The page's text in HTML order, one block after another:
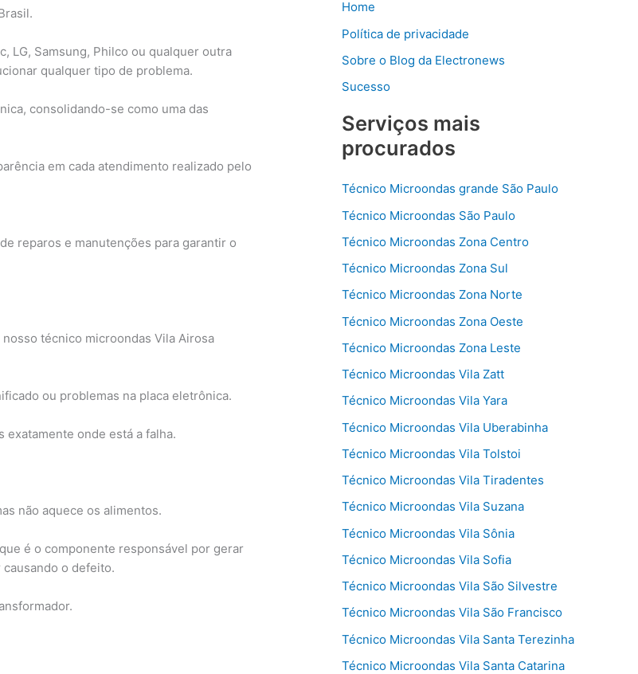
LG, Samsung, Philco ou qualquer outra
qualquer tipo de problema.
consolidando-se como uma das
em cada atendimento realizado pelo
reparos e manutenções para garantir o
técnico microondas Vila Airosa
ou problemas na placa eletrônica.
onde está a falha.
não aquece os alimentos.
é o componente responsável por gerar
o defeito.
Home
Política de privacidade
Sobre o Blog da Electronews
Sucesso
Serviços mais
procurados
Técnico Microondas grande São Paulo
Técnico Microondas São Paulo
Técnico Microondas Zona Centro
Técnico Microondas Zona Sul
Técnico Microondas Zona Norte
Técnico Microondas Zona Oeste
Técnico Microondas Zona Leste
Técnico Microondas Vila Zatt
Técnico Microondas Vila Yara
Técnico Microondas Vila Uberabinha
Técnico Microondas Vila Tolstoi
Técnico Microondas Vila Tiradentes
Técnico Microondas Vila Suzana
Técnico Microondas Vila Sônia
Técnico Microondas Vila Sofia
Técnico Microondas Vila São Silvestre
Técnico Microondas Vila São Francisco
Técnico Microondas Vila Santa Terezinha
Técnico Microondas Vila Santa Catarina